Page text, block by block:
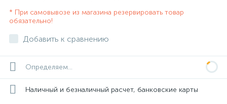
* При самовывозе из магазина резервировать товар
обязательно!
Добавить к сравнению
Определяем...
Наличный и безналичный расчет, банковские карты